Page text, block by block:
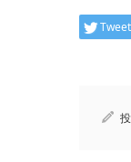
Tweet